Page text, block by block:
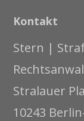
Kontakt
Stern |
Stralauer
10243